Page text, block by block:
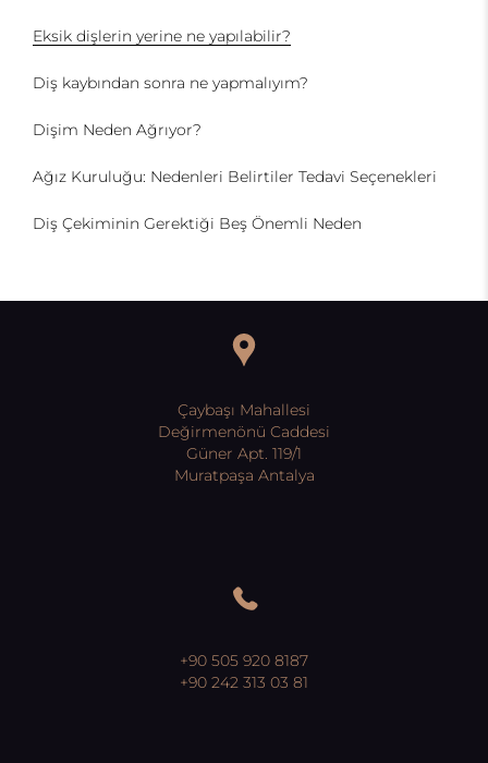
Eksik dişlerin yerine ne yapılabilir?
Diş kaybından sonra ne yapmalıyım?
Dişim Neden Ağrıyor?
Ağız Kuruluğu: Nedenleri Belirtiler Tedavi Seçenekleri
Diş Çekiminin Gerektiği Beş Önemli Neden
Çaybaşı Mahallesi
Değirmenönü Caddesi
Güner Apt. 119/1
Muratpaşa Antalya
+90 505 920 8187
+90 242 313 03 81